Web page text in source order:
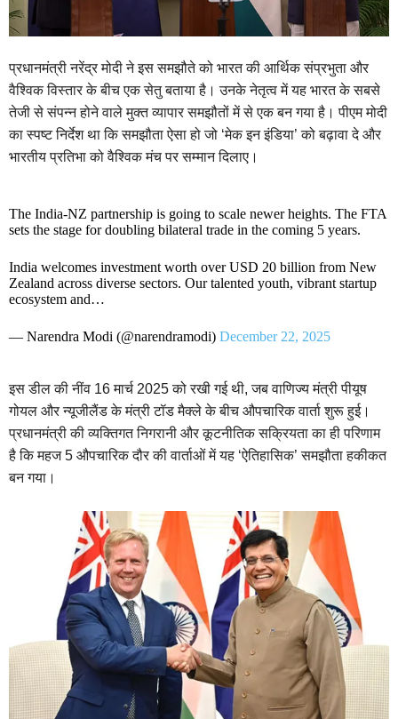
प्रधानमंत्री नरेंद्र मोदी ने इस समझौते को भारत की आर्थिक संप्रभुता और
वैश्विक विस्तार के बीच एक सेतु बताया है। उनके नेतृत्व में यह भारत के सबसे
तेजी से संपन्न होने वाले मुक्त व्यापार समझौतों में से एक बन गया है। पीएम मोदी
का स्पष्ट निर्देश था कि समझौता ऐसा हो जो ‘मेक इन इंडिया’ को बढ़ावा दे और
भारतीय प्रतिभा को वैश्विक मंच पर सम्मान दिलाए।
The India-NZ partnership is going to scale newer heights. The FTA
sets the stage for doubling bilateral trade in the coming 5 years.
India welcomes investment worth over USD 20 billion from New
Zealand across diverse sectors. Our talented youth, vibrant startup
ecosystem and…
— Narendra Modi (@narendramodi) December 22, 2025
इस डील की नींव 16 मार्च 2025 को रखी गई थी, जब वाणिज्य मंत्री पीयूष
गोयल और न्यूजीलैंड के मंत्री टॉड मैक्ले के बीच औपचारिक वार्ता शुरू हुई।
प्रधानमंत्री की व्यक्तिगत निगरानी और कूटनीतिक सक्रियता का ही परिणाम
है कि महज 5 औपचारिक दौर की वार्ताओं में यह ‘ऐतिहासिक’ समझौता हकीकत
बन गया।